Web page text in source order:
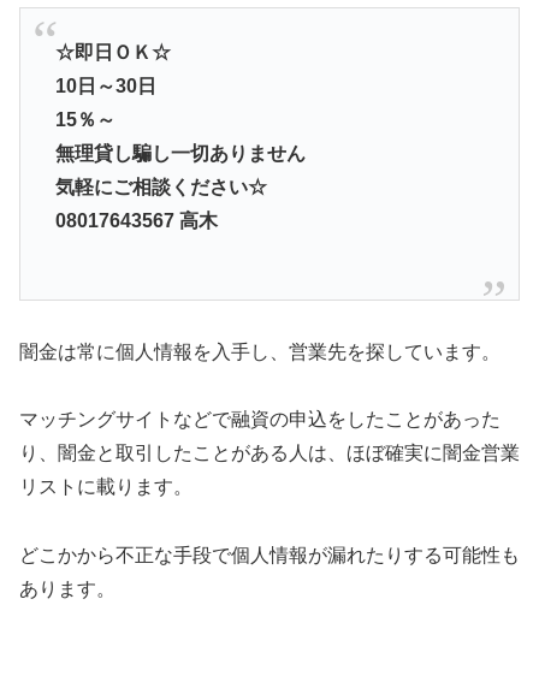
☆即日ＯＫ☆
10日～30日
15％～
無理貸し騙し一切ありません
気軽にご相談ください☆
08017643567 高木
闇金は常に個人情報を入手し、営業先を探しています。
マッチングサイトなどで融資の申込をしたことがあった
り、闇金と取引したことがある人は、ほぼ確実に闇金営業
リストに載ります。
どこかから不正な手段で個人情報が漏れたりする可能性も
あります。